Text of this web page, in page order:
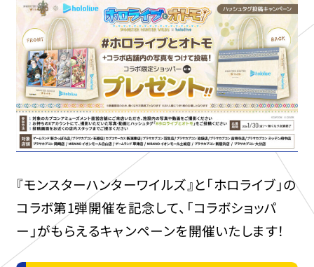
『モンスターハンターワイルズ』と「ホロライブ」の
コラボ第1弾開催を記念して、「コラボショッパ
ー」がもらえるキャンペーンを開催いたします！